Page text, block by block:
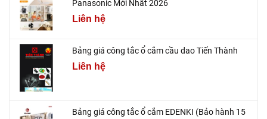
Panasonic Mới Nhất 2026
Liên hệ
Bảng giá công tắc ổ cắm cầu dao Tiến Thành
Liên hệ
Bảng giá công tắc ổ cắm EDENKI (Bảo hành 15